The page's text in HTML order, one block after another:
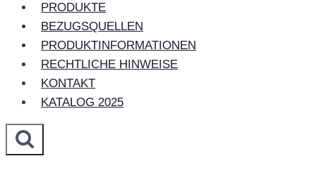
PRODUKTE
BEZUGSQUELLEN
PRODUKTINFORMATIONEN
RECHTLICHE HINWEISE
KONTAKT
KATALOG 2025